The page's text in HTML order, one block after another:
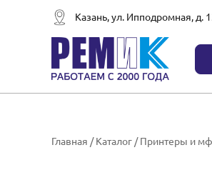
Казань, ул. Ипподромная, д.
Главная /Каталог /Принтеры и